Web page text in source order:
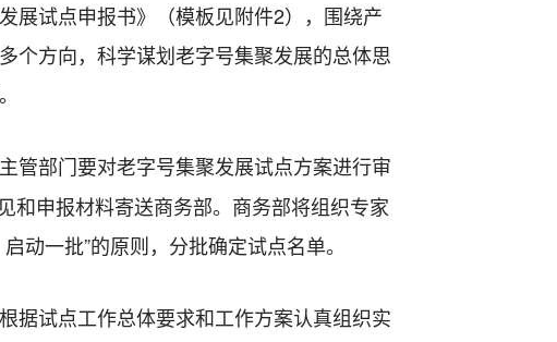
展试点申报书》（模板见附件2），围绕产
个方向，科学谋划老字号集聚发展的总体思
管部门要对老字号集聚发展试点方案进行审
和申报材料寄送商务部。商务部将组织专家
动一批”的原则，分批确定试点名单。
据试点工作总体要求和工作方案认真组织实